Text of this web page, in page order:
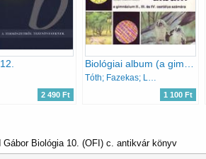
2 490 Ft 1 100 Ft
Gábor Biológia 10. (OFI) c. antikvár könyv